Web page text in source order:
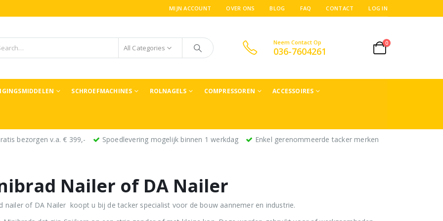
MIJN ACCOUNT OVER ONS BLOG FAQ CONTACT LOG IN
All Categories
Neem Contact Op
036-7604261
0
SCHROEFMACHINES ROLNAGELS COMPRESSOREN ACCESSOIRES
bezorgen v.a. € 399,- Spoedlevering mogelijk binnen 1 werkdag Enkel gerenommeerde tacker merken
Nailer of DA Nailer
nailer of DA Nailer koopt u bij de tacker specialist voor de bouw aannemer en industrie.